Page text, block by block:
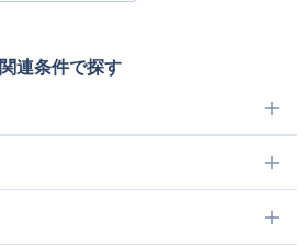
関連条件で探す